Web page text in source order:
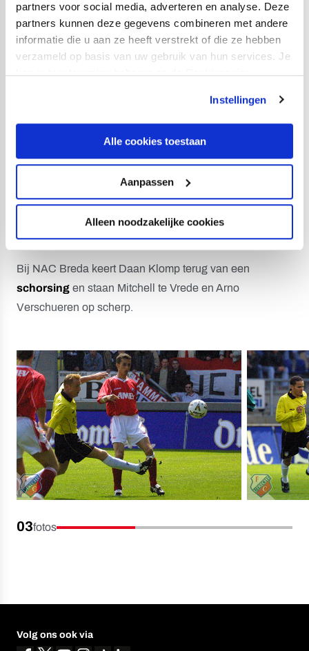
partners voor social media, adverteren en analyse. Deze
partners kunnen deze gegevens combineren met andere
informatie die u aan ze heeft verstrekt of die ze hebben
verzameld op basis van uw gebruik van hun services. Je
kan je toestemming beheren op de Cookiepagina.
Instellingen
Alle cookies toestaan
Aanpassen
Alleen noodzakelijke cookies
FC Utrecht.
Michiel Kramerspeelde tussen 2007 en 2009 11
Eredivisieduels voor NAC Breda.
De FC Utrecht-aanvallers Michiel Kramer en Nick
Venema scoorden allebei hun eerste Eredivisiegoal
NAC Breda. Kramer deed dat in 2013, Venema in
2017.
Bij NAC Breda keert Daan Klomp terug van een
schorsing en staan Mitchell te Vrede en Arno
Verschueren op scherp.
03fotos
Volg ons ook via